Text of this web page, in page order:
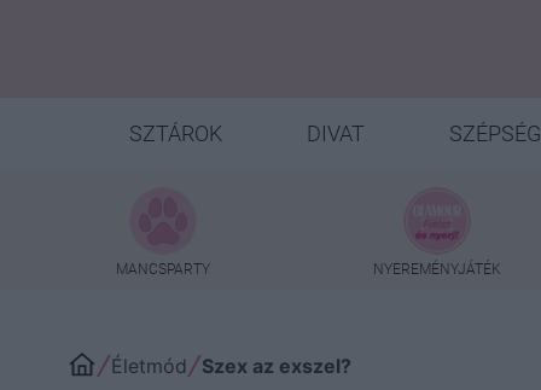
SZTÁROK DIVAT SZÉPSÉG
MANCSPARTY NYEREMÉNYJÁTÉK
Életmód Szex az exszel?